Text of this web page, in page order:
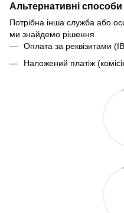
Альтернативні
Потрібна інша служба або
ми знайдемо рішення.
Оплата за реквізитами
Наложений платіж